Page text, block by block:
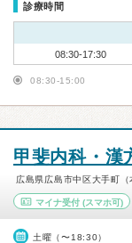
診療時間
08:30-17:30
08:30-15:00
甲斐内科・漢
広島県広島市中区大手町（
マイナ受付 (スマホ可)
土曜（〜18:30）